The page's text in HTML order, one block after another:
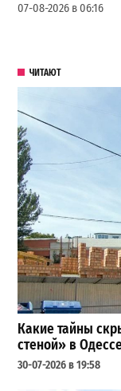
07-08-2026 в 06:16
ЧИТАЮТ
Какие тайны
стеной» в
30-07-2026 в 19:58